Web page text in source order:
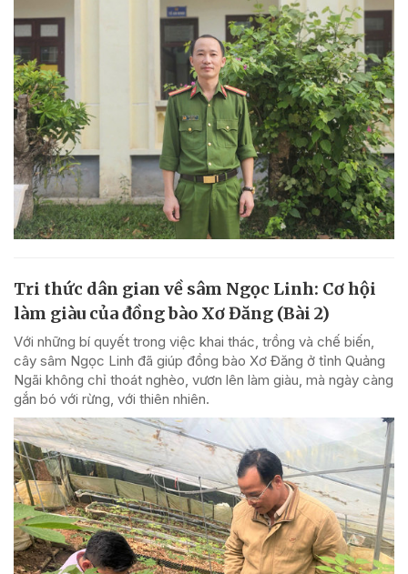
Tri thức dân gian về sâm Ngọc Linh: Cơ hội
làm giàu của đồng bào Xơ Đăng (Bài 2)
Với những bí quyết trong việc khai thác, trồng và chế biến,
cây sâm Ngọc Linh đã giúp đồng bào Xơ Đăng ở tỉnh Quảng
Ngãi không chỉ thoát nghèo, vươn lên làm giàu, mà ngày càng
gắn bó với rừng, với thiên nhiên.